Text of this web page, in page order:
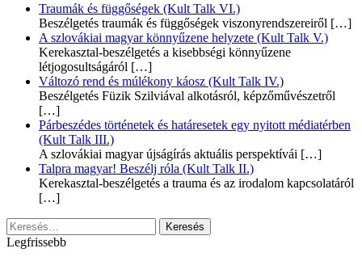
Traumák és függőségek (Kult Talk VI.)
Beszélgetés traumák és függőségek viszonyrendszereiről […]
A szlovákiai magyar könnyűzene helyzete (Kult Talk V.)
Kerekasztal-beszélgetés a kisebbségi könnyűzene
létjogosultságáról […]
Változó rend és múlékony káosz (Kult Talk IV.)
Beszélgetés Füzik Szilviával alkotásról, képzőművészetről
[…]
Párbeszédes történetek és határesetek egy nyitott médiatérben
(Kult Talk III.)
A szlovákiai magyar újságírás aktuális perspektívái […]
Talpra magyar! Beszélj róla (Kult Talk II.)
Kerekasztal-beszélgetés a trauma és az irodalom kapcsolatáról
[…]
Keresés:
Legfrissebb